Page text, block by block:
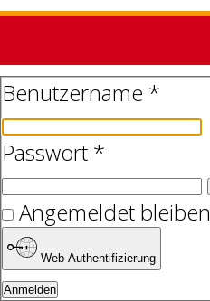
Benutzername *
Passwort *
Angemeldet bleiben
Web-Authentifizierung
Anmelden